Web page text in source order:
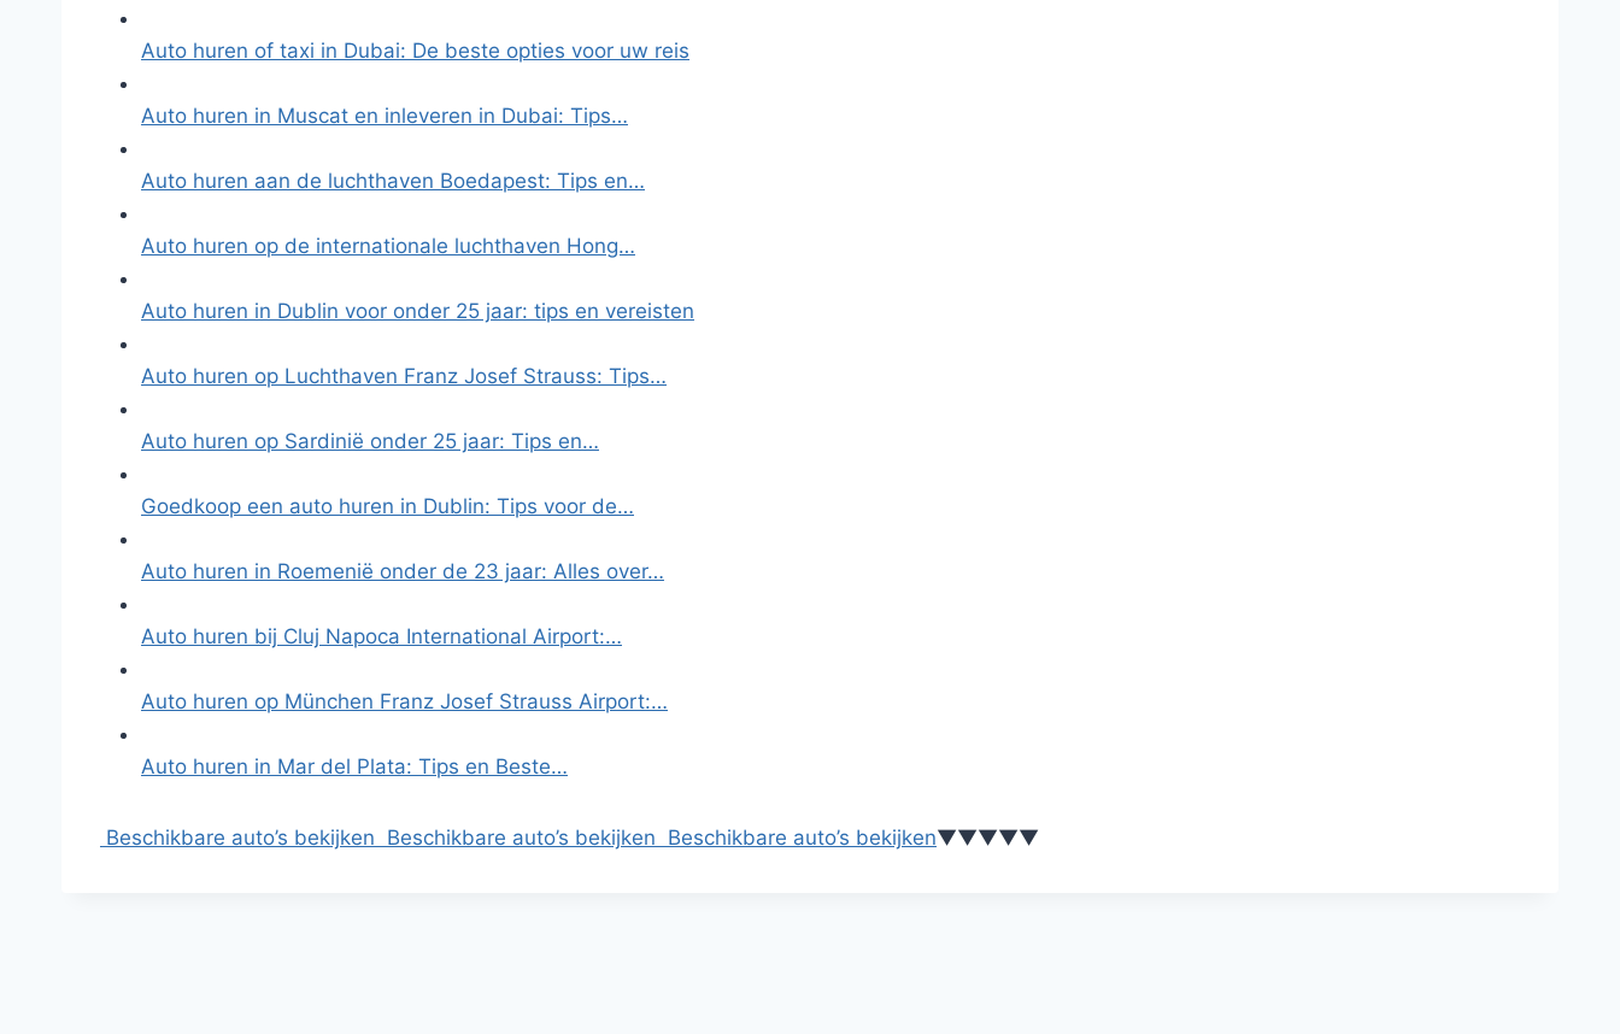
Auto huren of taxi in Dubai: De beste opties voor uw reis
Auto huren in Muscat en inleveren in Dubai: Tips…
Auto huren aan de luchthaven Boedapest: Tips en…
Auto huren op de internationale luchthaven Hong…
Auto huren in Dublin voor onder 25 jaar: tips en vereisten
Auto huren op Luchthaven Franz Josef Strauss: Tips…
Auto huren op Sardinië onder 25 jaar: Tips en…
Goedkoop een auto huren in Dublin: Tips voor de…
Auto huren in Roemenië onder de 23 jaar: Alles over…
Auto huren bij Cluj Napoca International Airport:…
Auto huren op München Franz Josef Strauss Airport:…
Auto huren in Mar del Plata: Tips en Beste…
Beschikbare auto’s bekijken Beschikbare auto’s bekijken Beschikbare auto’s bekijken▼▼▼▼▼